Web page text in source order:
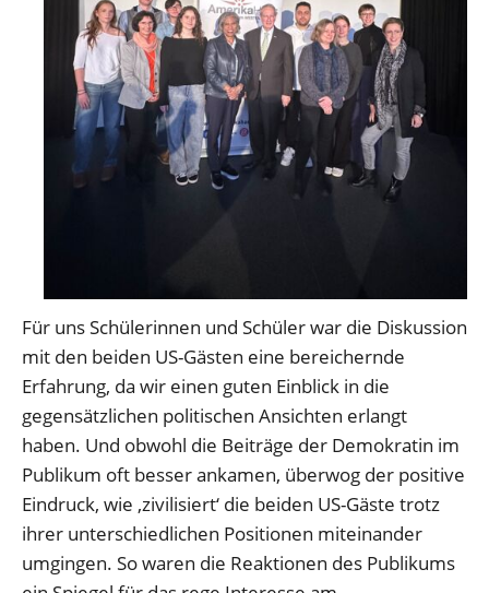
Für uns Schülerinnen und Schüler war die Diskussion
mit den beiden US-Gästen eine bereichernde
Erfahrung, da wir einen guten Einblick in die
gegensätzlichen politischen Ansichten erlangt
haben. Und obwohl die Beiträge der Demokratin im
Publikum oft besser ankamen, überwog der positive
Eindruck, wie ‚zivilisiert‘ die beiden US-Gäste trotz
ihrer unterschiedlichen Positionen miteinander
umgingen. So waren die Reaktionen des Publikums